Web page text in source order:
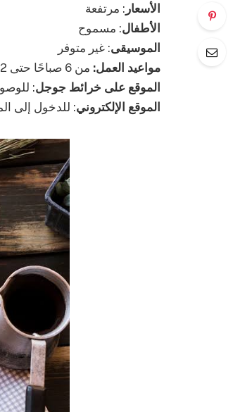
الأسعار : مرتفعة
الأطفال: مسموح
الموسيقى: غير متوفر
مواعيد العمل: من 6 صباحًا حتى 12 منتصف الليل
الموقع على خرائط جوجل:
الموقع الإلكتروني: للدخول إلى